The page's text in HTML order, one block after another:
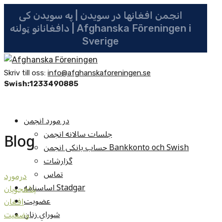
انجمن افغانها در سویدن | په سویدن کی
دافغانانو ټولنه | Afghanska Föreningen i
Sverige
Skriv till oss: info@afghanskaforeningen.se
Swish:1233490885
در مورد انجمن
جلسات سالانه انجمن
حساب بانکی انجمن Bankkonto och Swish
گزارشات
تماس
اساسنامه Stadgar
عضویت
شوراي زنان
Blog
درمورد
پناهجويان
افغان
وضعيت